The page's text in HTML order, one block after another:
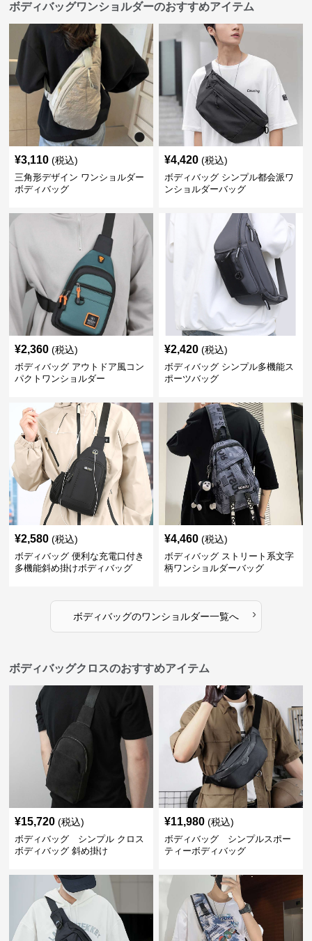
ボディバッグワンショルダーのおすすめアイテム
¥3,110 (税込)
三角形デザイン ワンショルダー
ボディバッグ
¥4,420 (税込)
ボディバッグ シンプル都会派ワ
ンショルダーバッグ
¥2,360 (税込)
ボディバッグ アウトドア風コン
パクトワンショルダー
¥2,420 (税込)
ボディバッグ シンプル多機能ス
ポーツバッグ
¥2,580 (税込)
ボディバッグ 便利な充電口付き
多機能斜め掛けボディバッグ
¥4,460 (税込)
ボディバッグ ストリート系文字
柄ワンショルダーバッグ
ボディバッグのワンショルダー一覧へ ›
ボディバッグクロスのおすすめアイテム
¥15,720 (税込)
ボディバッグ シンプル クロス
ボディバッグ 斜め掛け
¥11,980 (税込)
ボディバッグ シンプルスポー
ティーボディバッグ